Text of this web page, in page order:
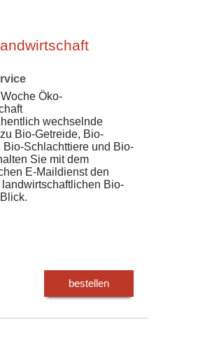
Öko-
wechselnde
Bio-Getreide, Bio-
Bio-Schlachttiere und Bio-
Sie mit dem
E-Maildienst den
Bio-
bestellen